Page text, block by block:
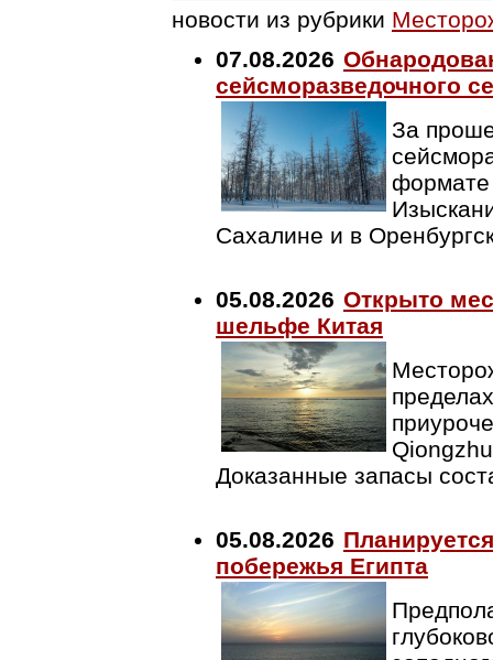
новости из рубрики
07.08.2026
сейсморазведочного
За
формате
Сахалине и в
05.08.2026 Открыто
шельфе Китая
Доказанные запасы
05.08.2026
побережья Египта